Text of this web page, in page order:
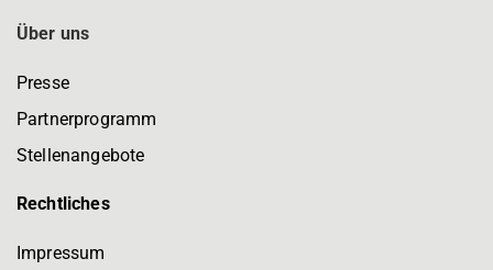
Über uns
Presse
Partnerprogramm
Stellenangebote
Rechtliches
Impressum